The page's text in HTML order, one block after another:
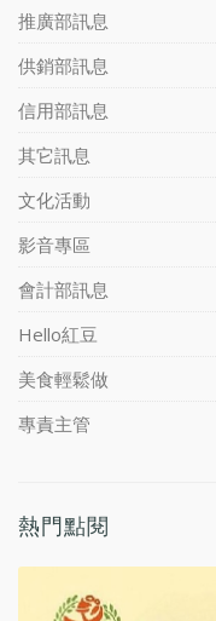
推廣部訊息
供銷部訊息
信用部訊息
其它訊息
文化活動
影音專區
會計部訊息
Hello紅豆
美食輕鬆做
專責主管
熱門點閱